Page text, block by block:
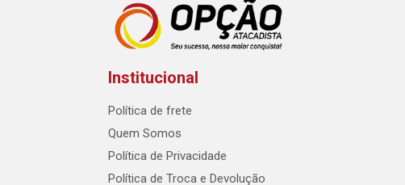
Institucional
Política de frete
Quem Somos
Política de Privacidade
Política de Troca e Devolução